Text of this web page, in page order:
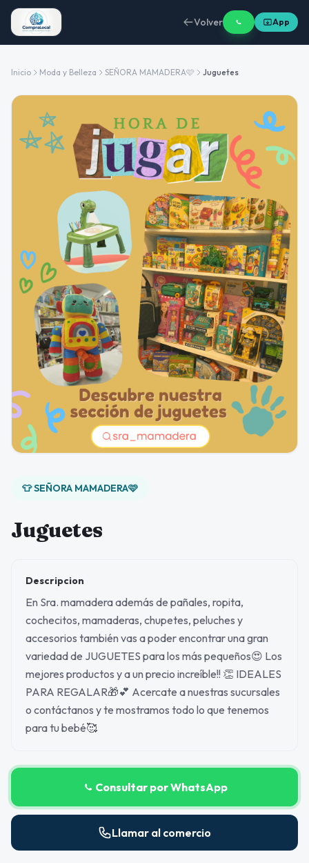
Volver App
Inicio Moda y Belleza SEÑORA MAMADERA🩷 Juguetes
👕 SEÑORA MAMADERA🩷
Juguetes
Descripcion
En Sra. mamadera además de pañales, ropita,
cochecitos, mamaderas, chupetes, peluches y
accesorios también vas a poder encontrar una gran
variedad de JUGUETES para los más pequeños😍 Los
mejores productos y a un precio increíble!! 👏 IDEALES
PARA REGALAR🎁💕 Acercate a nuestras sucursales
o contáctanos y te mostramos todo lo que tenemos
para tu bebé🥰
Consultar por WhatsApp
Llamar al comercio